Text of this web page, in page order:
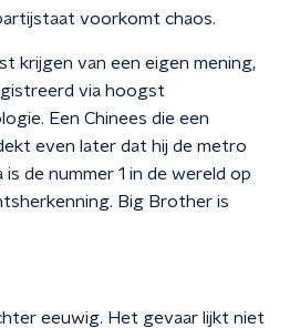
voorkomt chaos.
krijgen van een eigen mening,
via hoogst
Een Chinees die een
even later dat hij de metro
is de nummer 1 in de wereld op
Big Brother is
eeuwig. Het gevaar lijkt niet